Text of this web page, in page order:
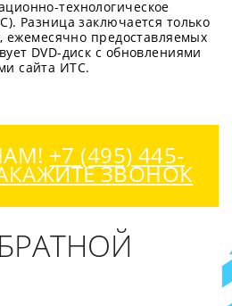
технологическое
Разница заключается только
ежемесячно предоставляемых
DVD-диск с обновлениями
сайта ИТС.
+7 (495) 445-
ЗВОНОК